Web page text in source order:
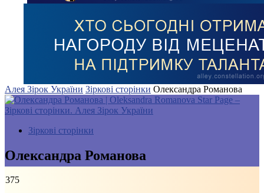
Алея Зірок України Зіркові сторінки Олександра Романова
Зіркові сторінки
Олександра Романова
375